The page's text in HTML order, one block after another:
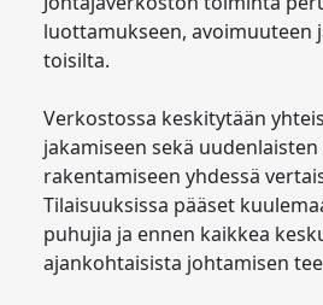
luottamukseen, avoimuuteen
toisilta.
Verkostossa keskitytään
jakamiseen sekä
rakentamiseen yhdessä
Tilaisuuksissa pääset
puhujia ja ennen kaikkea
ajankohtaisista johtamisen